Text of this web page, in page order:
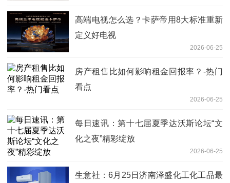
高端电视怎么选？卡萨帝用8大标准重新
定义好电视
2026-06-25
房产租售比如何影响租金回报率？-热门
看点
2026-06-25
每日速讯：第十七届夏季达沃斯论坛“文
化之夜”精彩绽放
2026-06-25
生意社：6月25日济南泽盛化工化工品最